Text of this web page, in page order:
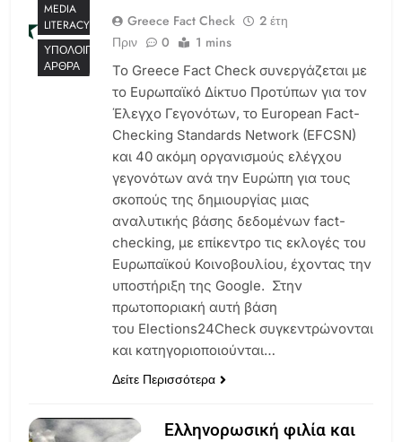
MEDIA
LITERACY
ΥΠΌΛΟΙΠΑ
ΆΡΘΡΑ
Greece Fact Check
2 έτη
Πριν
0 1 mins
Το Greece Fact Check συνεργάζεται με
το Ευρωπαϊκό Δίκτυο Προτύπων για τον
Έλεγχο Γεγονότων, το European Fact-
Checking Standards Network (EFCSN)
και 40 ακόμη οργανισμούς ελέγχου
γεγονότων ανά την Ευρώπη για τους
σκοπούς της δημιουργίας μιας
αναλυτικής βάσης δεδομένων fact-
checking, με επίκεντρο τις εκλογές του
Ευρωπαϊκού Κοινοβουλίου, έχοντας την
υποστήριξη της Google. Στην
πρωτοποριακή αυτή βάση
του Elections24Check συγκεντρώνονται
και κατηγοριοποιούνται…
Δείτε Περισσότερα
Ελληνορωσική φιλία και